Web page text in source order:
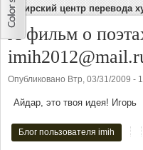
Башкирский центр перевода
А фильм о
Опубликовано Втр, 03/31/2009 -
Айдар, это твоя идея! Игорь
Блог пользователя imih